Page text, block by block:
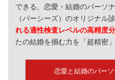
できる、恋愛・結婚のパーソ
（パーシーズ）のオリジナル
れる適性検査レベルの高精度
たの結婚を掴む力を「超精密
恋愛と結婚のパー